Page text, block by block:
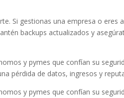
Si gestionas una empresa o eres
backups actualizados y
y pymes que confían su
pérdida de datos, ingresos y
y pymes que confían su